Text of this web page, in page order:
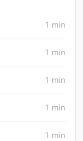
1 min
1 min
1 min
1 min
1 min